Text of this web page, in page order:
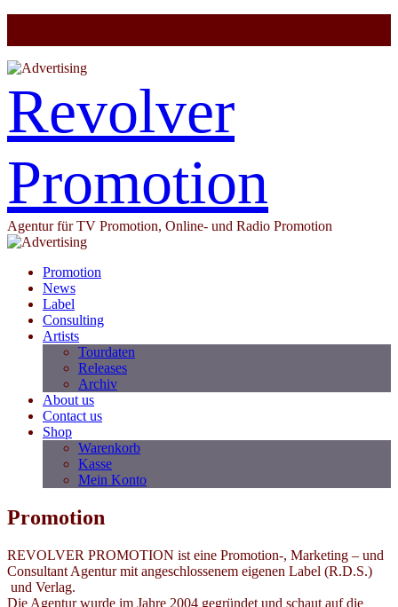
Revolver
Promotion
Agentur für TV Promotion, Online- und Radio Promotion
Promotion
News
Label
Consulting
Artists
Tourdaten
Releases
Archiv
About us
Contact us
Shop
Warenkorb
Kasse
Mein Konto
Promotion
REVOLVER PROMOTION ist eine Promotion-, Marketing – und
Consultant Agentur mit angeschlossenem eigenen Label (R.D.S.)
und Verlag.
Die Agentur wurde im Jahre 2004 gegründet und schaut auf die